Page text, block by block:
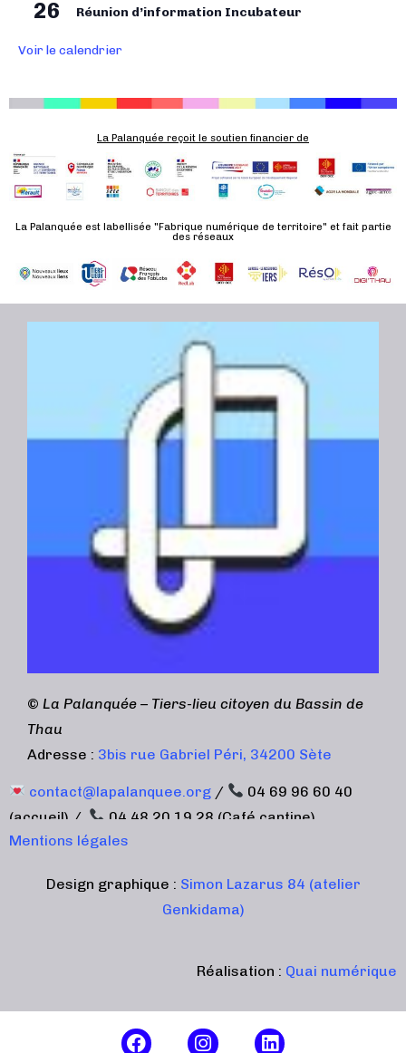
v
n
m
e
n
26 Réunion d’information Incubateur
Voir le calendrier
La Palanquée reçoit le soutien financier de
La Palanquée est labellisée "Fabrique numérique de territoire" et fait partie
des réseaux
© La Palanquée – Tiers-lieu citoyen du Bassin de
Thau
Adresse : 3bis rue Gabriel Péri, 34200 Sète
contact@lapalanquee.org /
04 69 96 60 40
(accueil) /
04 48 20 19 28 (Café cantine)
Mentions légales
Design graphique : Simon Lazarus 84 (atelier
Genkidama)
Réalisation : Quai numérique